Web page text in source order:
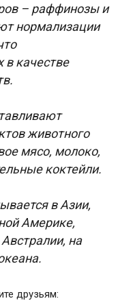
– раффинозы и
нормализации
в качестве
животного
мясо, молоко,
коктейли.
в Азии,
Америке,
на
друзьям: